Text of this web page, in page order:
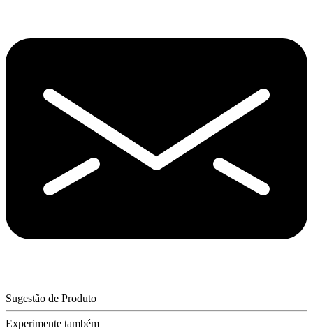
Sugestão de Produto
Experimente também